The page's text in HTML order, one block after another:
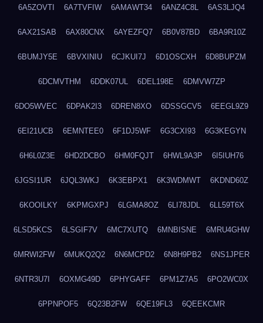
6A5ZOVTI 6A7TVFIW 6AMAWT34 6ANZ4C8L 6AS3LJQ4
6AX21SAB 6AX80CNX 6AYEZFQ7 6B0V87BD 6BA9R10Z
6BUMJY5E 6BVXINIU 6CJKUI7J 6D1OSCXH 6D8BUPZM
6DCMVTHM 6DDK07UL 6DEL198E 6DMVW7ZP
6DO5WVEC 6DPAK2I3 6DREN8XO 6DSSGCV5 6EEGL9Z9
6EI21UCB 6EMNTEE0 6F1DJ5WF 6G3CXI93 6G3KEGYN
6H6L0Z3E 6HD2DCBO 6HM0FQJT 6HWL9A3P 6I5IUH76
6JGSI1UR 6JQL3WKJ 6K3EBPX1 6K3WDMWT 6KDND60Z
6KOOILKY 6KPMGXPJ 6LGMA8OZ 6LI78JDL 6LL59T6X
6LSD5KCS 6LSGIF7V 6MC7XUTQ 6MNBISNE 6MRU4GHW
6MRWI2FW 6MUKQ2Q2 6N6MCPD2 6N8H9PB2 6NS1JPER
6NTR3U7I 6OXMG49D 6PHYGAFF 6PM1Z7A5 6PO2WC0X
6PPNPOF5 6Q23B2FW 6QE19FL3 6QEEKCMR